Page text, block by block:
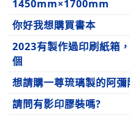
1450mm×1700mm
你好我想購買書本
2023有製作過印刷紙箱
個
想請購一尊琉璃製的阿彌
請問有影印膠裝嗎?